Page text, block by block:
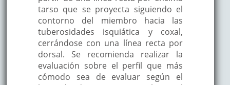
tarso que se proyecta siguiendo el
contorno del miembro hacia las
tuberosidades isquiática y coxal,
cerrándose con una línea recta por
dorsal. Se recomienda realizar la
evaluación sobre el perfil que más
cómodo sea de evaluar según el